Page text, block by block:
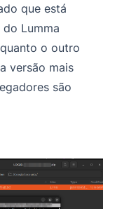
que está
Lumma
o outro
versão mais
são